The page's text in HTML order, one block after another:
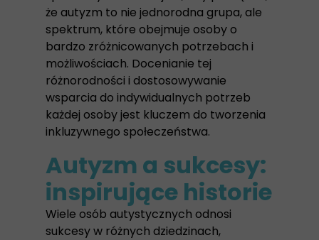
że autyzm to nie jednorodna grupa, ale
spektrum, które obejmuje osoby o
bardzo zróżnicowanych potrzebach i
możliwościach. Docenianie tej
różnorodności i dostosowywanie
wsparcia do indywidualnych potrzeb
każdej osoby jest kluczem do tworzenia
inkluzywnego społeczeństwa.
Autyzm a sukcesy:
inspirujące historie
Wiele osób autystycznych odnosi
sukcesy w różnych dziedzinach,